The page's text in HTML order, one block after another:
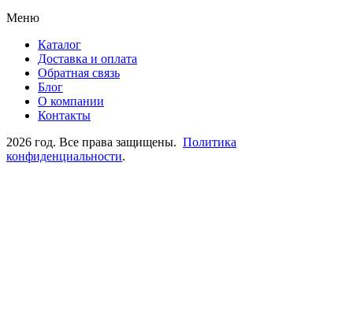
Меню
Каталог
Доставка и оплата
Обратная связь
Блог
О компании
Контакты
2026 год. Все права защищены. Политика
конфиденциальности.